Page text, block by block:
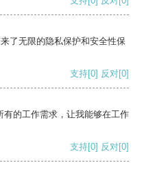
了无限的隐私保护和安全性保
支持[0] 反对[0]
的工作需求，让我能够在工作
支持[0] 反对[0]